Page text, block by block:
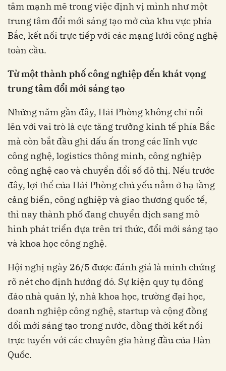
tâm mạnh mẽ trong việc định vị mình như một
trung tâm đổi mới sáng tạo mở của khu vực phía
Bắc, kết nối trực tiếp với các mạng lưới công nghệ
toàn cầu.
Từmộtthành phốcôngnghiệpđếnkhátvọng
trungtâmđổimớisángtạo
Những năm gần đây, Hải Phòng không chỉ nổi
lên với vai trò là cực tăng trưởng kinh tế phía Bắc
mà còn bắt đầu ghi dấu ấn trong các lĩnh vực
công nghệ, logistics thông minh, công nghiệp
công nghệ cao và chuyển đổi số đô thị. Nếu trước
đây, lợi thế của Hải Phòng chủ yếu nằm ở hạ tầng
cảng biển, công nghiệp và giao thương quốc tế,
thì nay thành phố đang chuyển dịch sang mô
hình phát triển dựa trên tri thức, đổi mới sáng tạo
và khoa học công nghệ.
Hội nghị ngày 26/5 được đánh giá là minh chứng
rõ nét cho định hướng đó. Sự kiện quy tụ đông
đảo nhà quản lý, nhà khoa học, trường đại học,
doanh nghiệp công nghệ, startup và cộng đồng
đổi mới sáng tạo trong nước, đồng thời kết nối
trực tuyến với các chuyên gia hàng đầu của Hàn
Quốc.